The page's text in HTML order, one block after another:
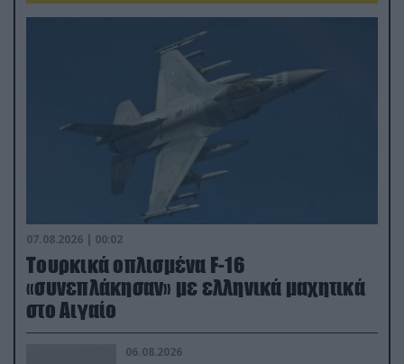
07.08.2026 | 00:02
Τουρκικά οπλισμένα F-16
«συνεπλάκησαν» με ελληνικά μαχητικά
στο Αιγαίο
06.08.2026